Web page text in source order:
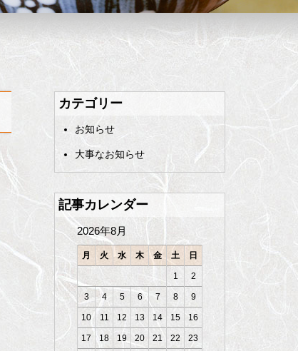
カテゴリー
お知らせ
大事なお知らせ
記事カレンダー
2026年8月
月 火 水 木 金 土 日
1 2
3 4 5 6 7 8 9
10 11 12 13 14 15 16
17 18 19 20 21 22 23